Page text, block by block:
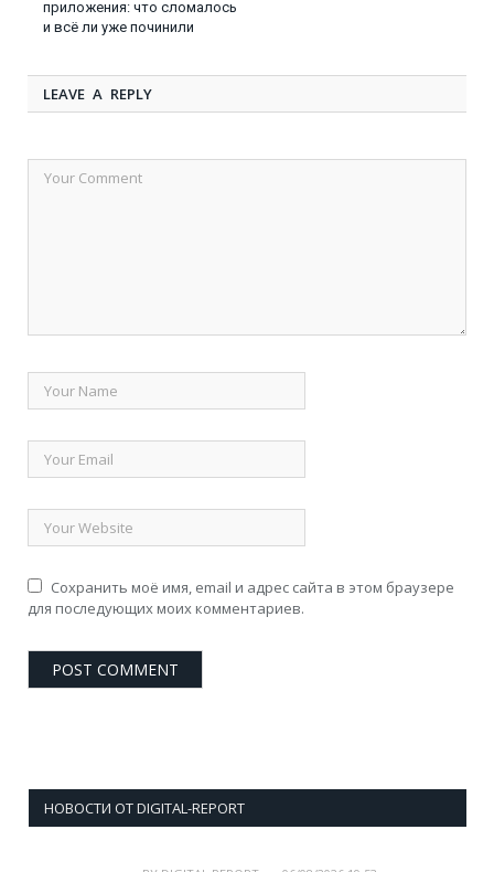
приложения: что сломалось
и всё ли уже починили
LEAVE A REPLY
Сохранить моё имя, email и адрес сайта в этом браузере
для последующих моих комментариев.
НОВОСТИ ОТ DIGITAL-REPORT